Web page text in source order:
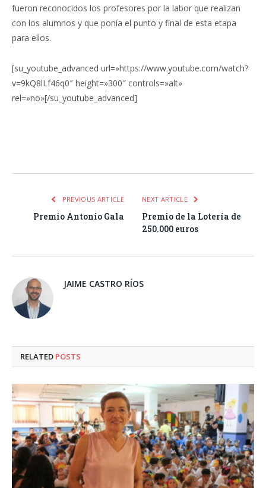
fueron reconocidos los profesores por la labor que realizan
con los alumnos y que ponía el punto y final de esta etapa
para ellos.
[su_youtube_advanced url=»https://www.youtube.com/watch?
v=9kQ8lLf46q0″ height=»300″ controls=»alt»
rel=»no»[/su_youtube_advanced]
PREVIOUS ARTICLE
Premio Antonio Gala
NEXT ARTICLE
Premio de la Lotería de
250.000 euros
JAIME CASTRO RÍOS
RELATED POSTS